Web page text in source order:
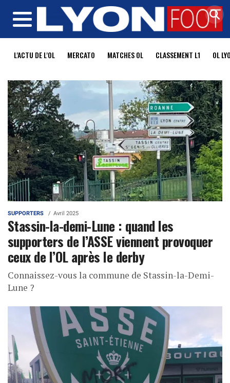
MENU
L'ACTU DE L'OL MERCATO MATCHES OL CLASSEMENT L1 OL
SUPPORTERS Avril 2025
Stassin-la-demi-Lune : quand les
supporters de l’ASSE viennent provoquer
ceux de l’OL après le derby
Connaissez-vous la commune de Stassin-la-Demi-
Lune ?